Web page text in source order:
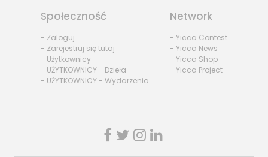
Społeczność
- Zaloguj
- Zarejestruj się tutaj
- Użytkownicy
- UŻYTKOWNICY - Dzieła
- UŻYTKOWNICY - Wydarzenia
Network
- Yicca Contest
- Yicca News
- Yicca Shop
- Yicca Project